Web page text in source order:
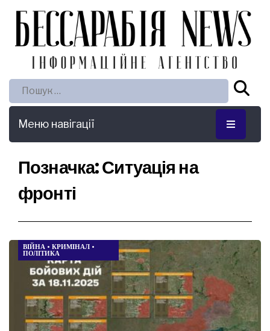
Пошук:
Меню навігації
Позначка:Ситуація на
фронті
ВІЙНА • КРИМІНАЛ •
ПОЛІТИКА